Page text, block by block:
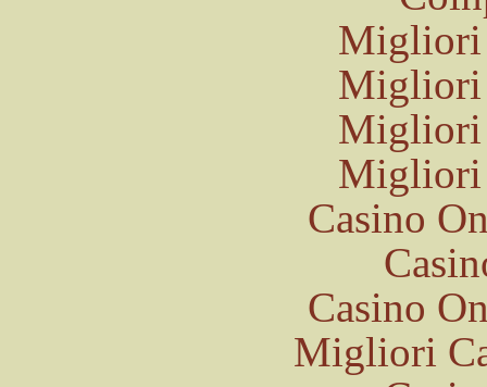
Migliori
Migliori
Migliori
Migliori
Casino
Casino
Migliori